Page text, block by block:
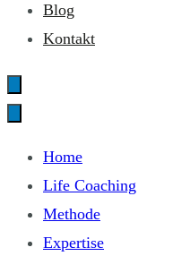
Blog
Kontakt
Home
Life Coaching
Methode
Expertise